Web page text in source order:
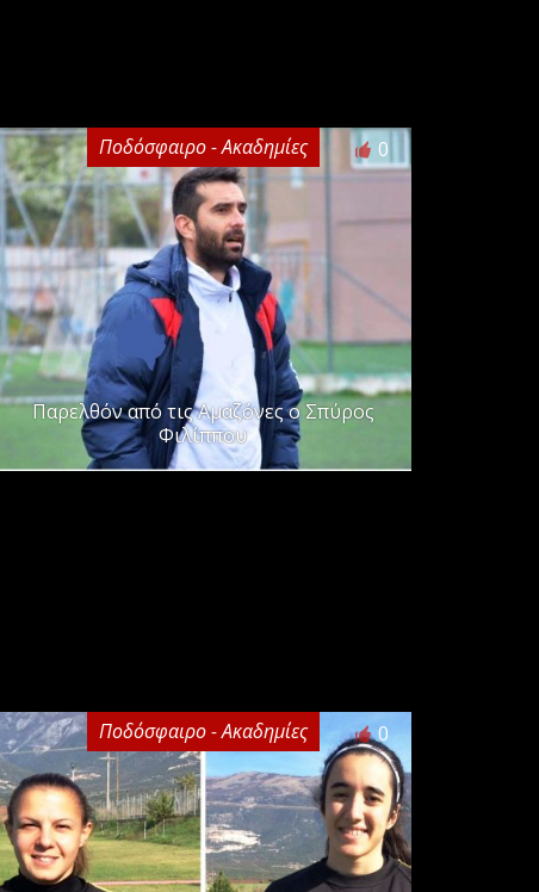
Ποδόσφαιρο - Ακαδημίες 0
Παρελθόν από τις Αμαζόνες ο Σπύρος
Φιλίππου
Ποδόσφαιρο - Ακαδημίες 0